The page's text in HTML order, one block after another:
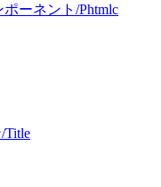
ポーネント/Phtmlc
Title